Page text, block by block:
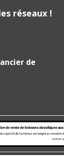
réseaux !
de